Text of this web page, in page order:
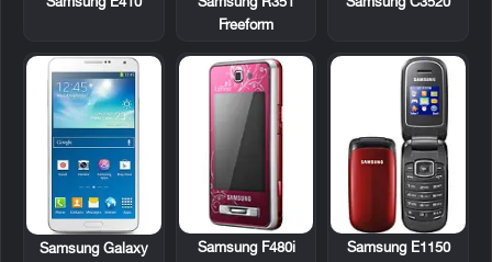
Freeform
Samsung E1150
Samsung F480i
Samsung Galaxy